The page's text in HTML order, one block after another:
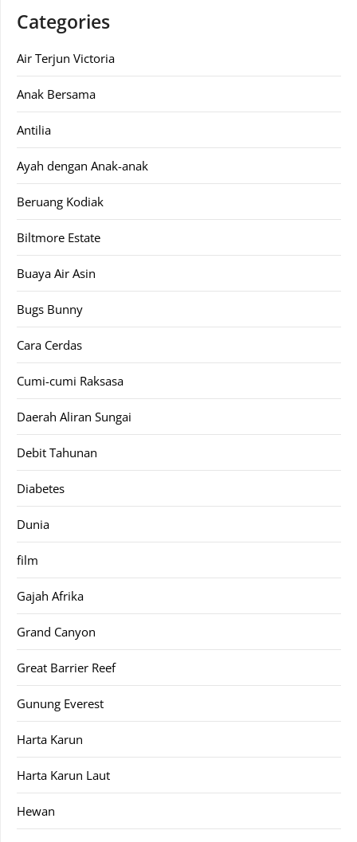
Categories
Air Terjun Victoria
Anak Bersama
Antilia
Ayah dengan Anak-anak
Beruang Kodiak
Biltmore Estate
Buaya Air Asin
Bugs Bunny
Cara Cerdas
Cumi-cumi Raksasa
Daerah Aliran Sungai
Debit Tahunan
Diabetes
Dunia
film
Gajah Afrika
Grand Canyon
Great Barrier Reef
Gunung Everest
Harta Karun
Harta Karun Laut
Hewan